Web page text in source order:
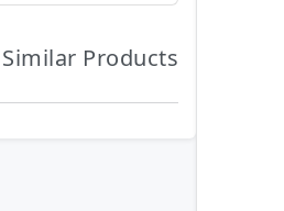
Similar Products